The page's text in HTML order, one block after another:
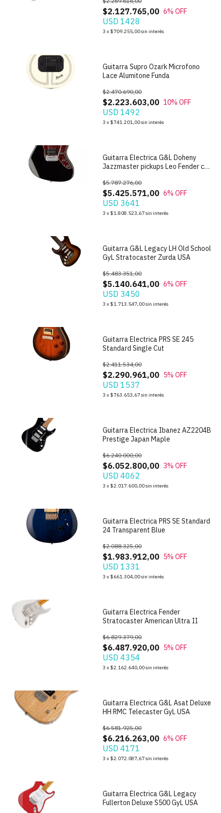
$2.127.765,00 6% OFF
USD 1428
3 x $709.255,00sin interés
Guitarra Supro Ozark Microfono
Lace Alumitone Funda
$2.223.603,00
$2.470.690,00
10% OFF
USD 1492
3 x $741.201,00sin interés
Guitarra Electrica G&L Doheny
Jazzmaster pickups Leo Fender con
$5.425.571,00
$5.787.276,00
6% OFF
USD 3641
3 x $1.808.523,67sin interés
Guitarra G&L Legacy LH Old School
GyL Stratocaster Zurda USA
$5.140.641,00
$5.483.351,00
6% OFF
USD 3450
3 x $1.713.547,00sin interés
Guitarra Electrica PRS SE 245
Standard Single Cut
$2.290.961,00
$2.411.534,00
5% OFF
USD 1537
3 x $763.653,67sin interés
Guitarra Electrica Ibanez AZ2204B
Prestige Japan Maple
$6.052.800,00
$6.240.000,00
3% OFF
USD 4062
3 x $2.017.600,00sin interés
Guitarra Electrica PRS SE Standard
24 Transparent Blue
$1.983.912,00
$2.088.325,00
5% OFF
USD 1331
3 x $661.304,00sin interés
Guitarra Electrica Fender
Stratocaster American Ultra II
$6.487.920,00
$6.829.379,00
5% OFF
USD 4354
3 x $2.162.640,00sin interés
Guitarra Electrica G&L Asat Deluxe
HH RMC Telecaster GyL USA
$6.216.263,00
$6.581.925,00
6% OFF
USD 4171
3 x $2.072.087,67sin interés
Guitarra Electrica G&L Legacy
Fullerton Deluxe S500 GyL USA